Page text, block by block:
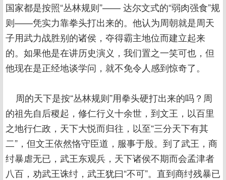
国家都是按照“丛林规则”—— 达尔文式的“弱肉强食”规
则——凭实力靠拳头打出来的。他认为周朝就是周天
子用武力战胜别的诸侯，夺得霸主地位而建立起来
的。如果他是在讲历史演义，我们置之一笑可也，但
他现在是正经地谈学问，就不免令人感到惊奇了。
周的天下是按“丛林规则”用拳头硬打出来的吗？周
的祖先自后稷起，修仁行义十余世，到文王，以百里
之地行仁政，天下大悦而归往，以至“三分天下有其
二”，但文王依然恪守臣道，服事于殷。到了武王，商
纣暴虐无已，武王东观兵，天下诸侯不期而会孟津者
八百，劝武王诛纣，武王犹曰“不可”。直到商纣残暴已